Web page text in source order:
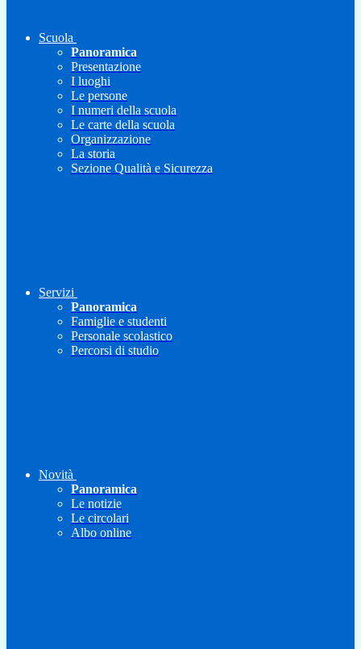
Scuola
Panoramica
Presentazione
I luoghi
Le persone
I numeri della scuola
Le carte della scuola
Organizzazione
La storia
Sezione Qualità e Sicurezza
Servizi
Panoramica
Famiglie e studenti
Personale scolastico
Percorsi di studio
Novità
Panoramica
Le notizie
Le circolari
Albo online